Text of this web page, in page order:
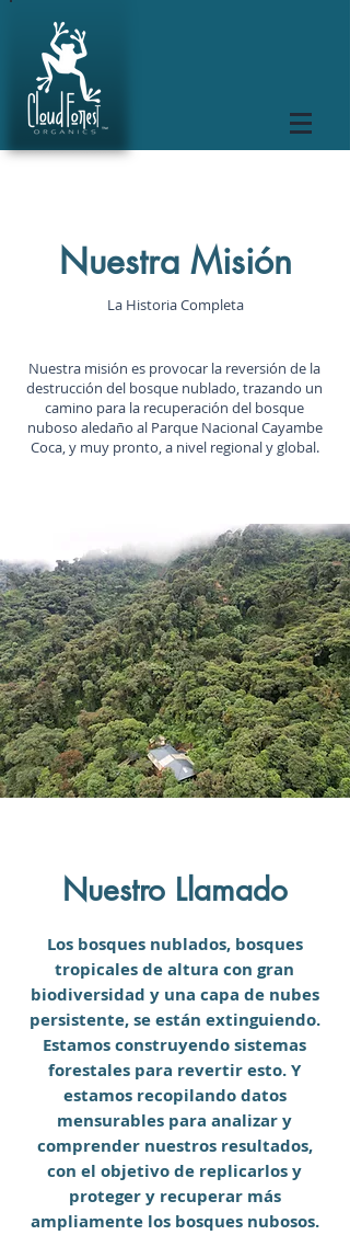
Nuestra Misión
La Historia Completa
Nuestra misión es provocar la reversión de la
destrucción del bosque nublado, trazando un
camino para la recuperación del bosque
nuboso aledaño al Parque Nacional Cayambe
Coca, y muy pronto, a nivel regional y global.
Nuestro Llamado
Los bosques nublados, bosques
tropicales de altura con gran
biodiversidad y una capa de nubes
persistente, se están extinguiendo.
Estamos construyendo sistemas
forestales para revertir esto. Y
estamos recopilando datos
mensurables para analizar y
comprender nuestros resultados,
con el objetivo de replicarlos y
proteger y recuperar más
ampliamente los bosques nubosos.